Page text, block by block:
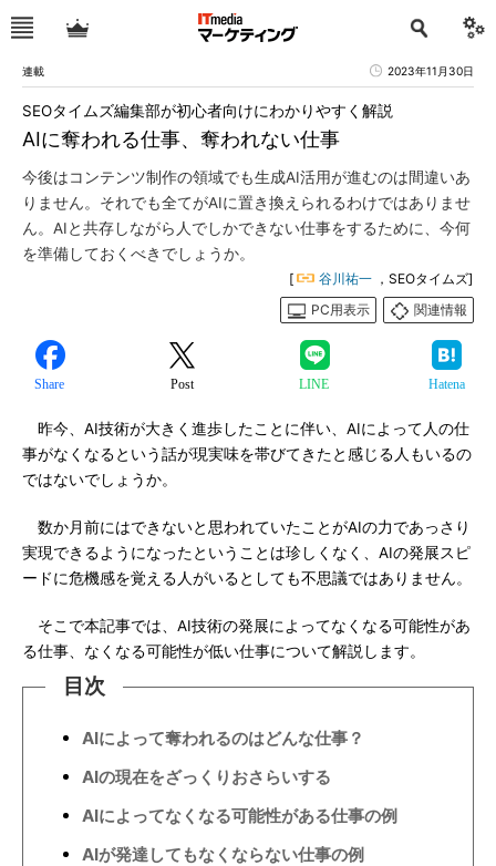
連載 2023年11月30日
AIに奪われる仕事、奪われない仕事
SEOタイムズ編集部が初心者向けにわかりやすく解説
今後はコンテンツ制作の領域でも生成AI活用が進むのは間違いあ
りません。それでも全てがAIに置き換えられるわけではありませ
ん。AIと共存しながら人でしかできない仕事をするために、今何
を準備しておくべきでしょうか。
[ 谷川祐一 ，SEOタイムズ]
PC用表示
関連情報
Share Post LINE Hatena
昨今、AI技術が大きく進歩したことに伴い、AIによって人の仕
事がなくなるという話が現実味を帯びてきたと感じる人もいるの
ではないでしょうか。
数か月前にはできないと思われていたことがAIの力であっさり
実現できるようになったということは珍しくなく、AIの発展スピ
ードに危機感を覚える人がいるとしても不思議ではありません。
そこで本記事では、AI技術の発展によってなくなる可能性があ
る仕事、なくなる可能性が低い仕事について解説します。
目次
AIによって奪われるのはどんな仕事？
AIの現在をざっくりおさらいする
AIによってなくなる可能性がある仕事の例
AIが発達してもなくならない仕事の例